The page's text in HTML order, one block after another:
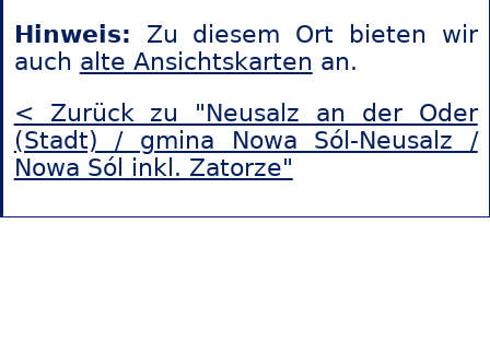
Hinweis: Zu diesem Ort bieten wir
auch alte Ansichtskarten an.
< Zurück zu "Neusalz an der Oder
(Stadt) / gmina Nowa Sól-Neusalz /
Nowa Sól inkl. Zatorze"